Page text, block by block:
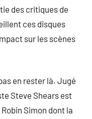
des critiques de
ces disques
sur les scènes
en rester là. Jugé
Steve Shears est
Simon dont la